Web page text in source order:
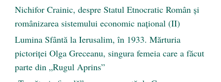
Nichifor Crainic, despre Statul Etnocratic Român şi
românizarea sistemului economic naţional (II)
Lumina Sfântă la Ierusalim, în 1933. Mărturia
pictoriței Olga Greceanu, singura femeia care a făcut
parte din „Rugul Aprins”